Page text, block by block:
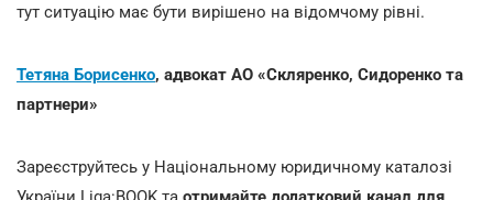
тут ситуацію має бути вирішено на відомчому рівні.
Тетяна Борисенко, адвокат АО «Скляренко, Сидоренко та
партнери»
Зареєструйтесь у Національному юридичному каталозі